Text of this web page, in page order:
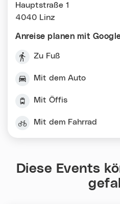
Hauptstraße 1
4040 Linz
Anreise planen mit
Zu Fuß
Mit dem Auto
Mit Öffis
Mit dem Fahrrad
Diese Events